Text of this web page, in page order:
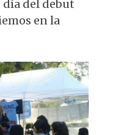
día del debut
en la